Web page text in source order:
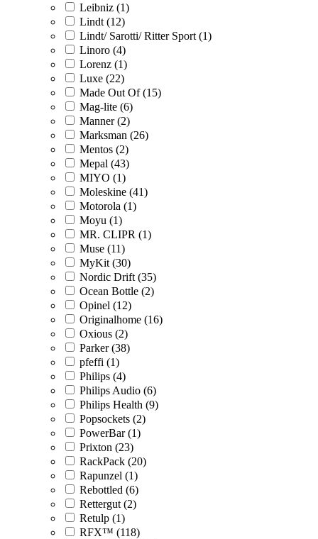
Leibniz (1)
Lindt (12)
Lindt/ Sarotti/ Ritter Sport (1)
Linoro (4)
Lorenz (1)
Luxe (22)
Made Out Of (15)
Mag-lite (6)
Manner (2)
Marksman (26)
Mentos (2)
Mepal (43)
MIYO (1)
Moleskine (41)
Motorola (1)
Moyu (1)
MR. CLIPR (1)
Muse (11)
MyKit (30)
Nordic Drift (35)
Ocean Bottle (2)
Opinel (12)
Originalhome (16)
Oxious (2)
Parker (38)
pfeffi (1)
Philips (4)
Philips Audio (6)
Philips Health (9)
Popsockets (2)
PowerBar (1)
Prixton (23)
RackPack (20)
Rapunzel (1)
Rebottled (6)
Rettergut (2)
Retulp (1)
RFX™ (118)